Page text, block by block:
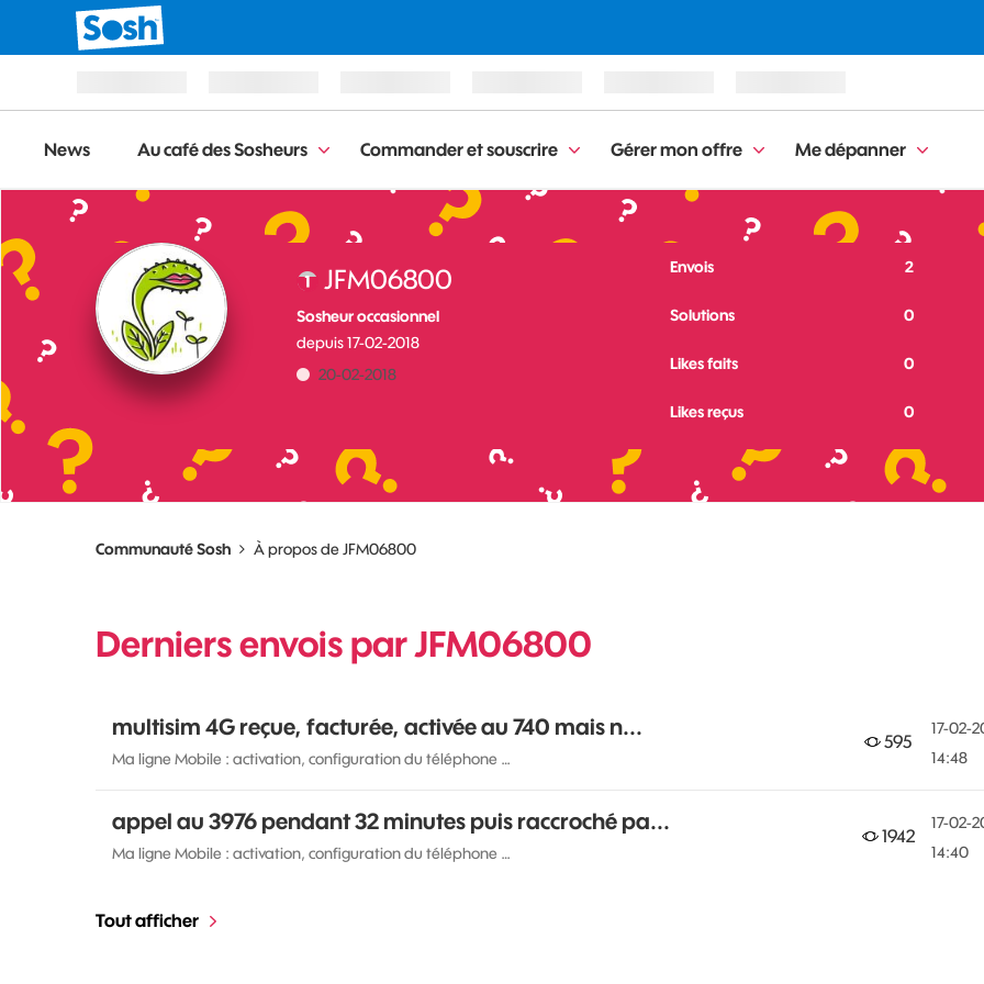
News Au café des Sosheurs Commander et souscrire Gérer mon offre Me dépanner
JFM06800
Sosheur occasionnel
depuis‎17-02-2018
‎20-02-2018
2
Envois
0
Solutions
0
Likes faits
0
Likes reçus
Communauté Sosh À propos de JFM06800
Derniers envois par JFM06800
multisim 4G reçue, facturée, activée au 740 mais n...
Ma ligne Mobile : activation, configuration du téléphone …
595
‎17-02-
14:48
appel au 3976 pendant 32 minutes puis raccroché pa...
Ma ligne Mobile : activation, configuration du téléphone …
1942
‎17-02-
14:40
Tout afficher